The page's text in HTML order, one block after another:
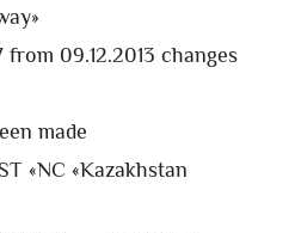
09.12.2013 changes
made
«NC «Kazakhstan